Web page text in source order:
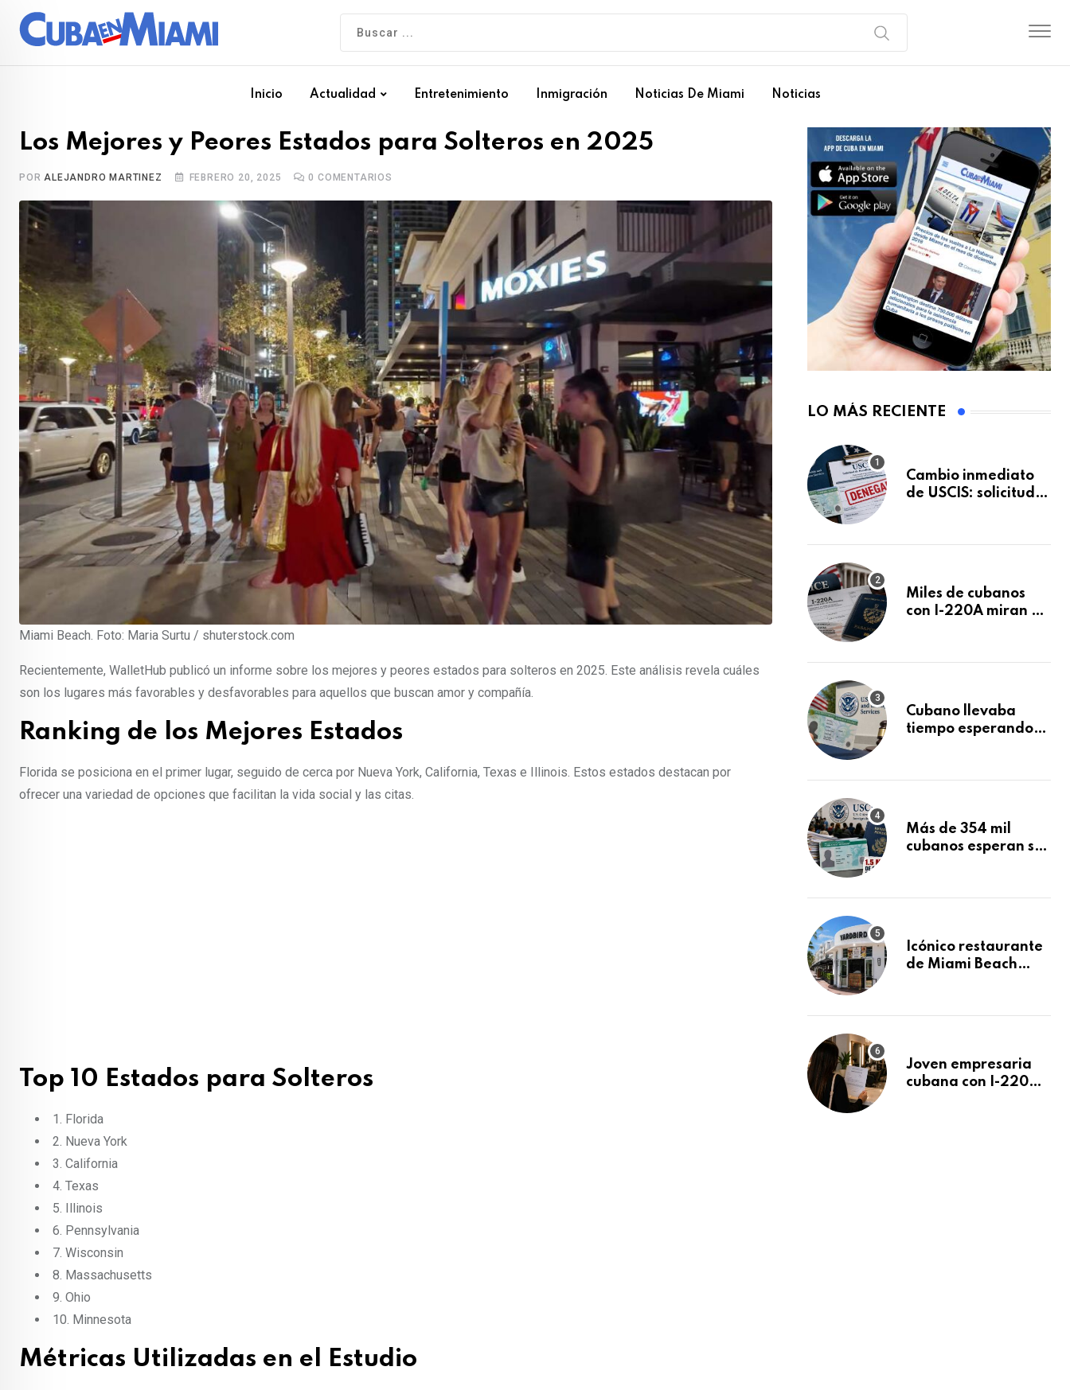
Inicio Actualidad Entretenimiento Inmigración Noticias De Miami Noticias
Los Mejores y Peores Estados para Solteros en 2025
PORALEJANDRO MARTINEZ FEBRERO 20, 2025 0 COMENTARIOS
Miami Beach. Foto: Maria Surtu / shuterstock.com
Recientemente, WalletHub publicó un informe sobre los mejores y peores estados para solteros en 2025. Este análisis revela cuáles
son los lugares más favorables y desfavorables para aquellos que buscan amor y compañía.
Ranking de los Mejores Estados
Florida se posiciona en el primer lugar, seguido de cerca por Nueva York, California, Texas e Illinois. Estos estados destacan por
ofrecer una variedad de opciones que facilitan la vida social y las citas.
Top 10 Estados para Solteros
1. Florida
2. Nueva York
3. California
4. Texas
5. Illinois
6. Pennsylvania
7. Wisconsin
8. Massachusetts
9. Ohio
10. Minnesota
Métricas Utilizadas en el Estudio
LO MÁS RECIENTE
Cambio inmediato
de USCIS: solicitudes
sin previo aviso
Miles de cubanos
con I-220A miran al
decidirse en una
Cubano llevaba
tiempo esperando
tras Writ of
Más de 354 mil
cubanos esperan su
acumula 1.5 millones
Icónico restaurante
de Miami Beach
después de 15 años
Joven empresaria
cubana con I-220A